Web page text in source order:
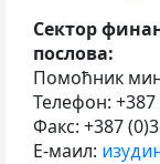
Сектор
послова:
Помоћник
Телефон: +387
Факс: +387
Е-маил: